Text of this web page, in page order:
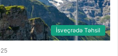
İsveçrədə Təhsil